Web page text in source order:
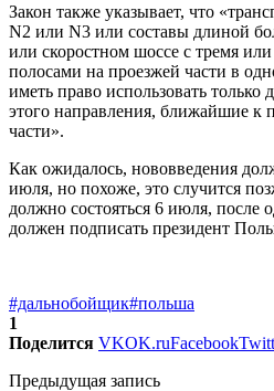
Закон также указывает, что
N2 или N3 или составы длиной
или скоростном шоссе с тремя
полосами на проезжей части в
иметь право использовать
этого направления, ближайшие к
части».
Как ожидалось, нововведения
июля, но похоже, это случится
должно состояться 6 июля, после
должен подписать президент
#дальнобойщик#польша
1
Поделится VKOK.ruFacebook
Предыдущая запись